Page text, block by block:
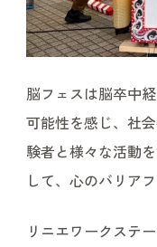
脳フェスは脳卒中
可能性を感じ、社
験者と様々な活動
して、心のバリア
リニエワークステ